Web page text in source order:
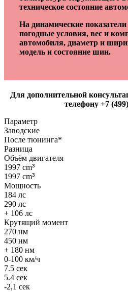
техническое состояние
На динамические
погодные условия, вес и
автомобиля, диаметр и
модель и состояние шин.
Для дополнительной
телефону +7
Параметр
Заводские
После тюнинга*
Разница
Объём двигателя
1997 cm³
1997 cm³
Мощность
184 лс
290 лс
+ 106 лс
Крутящий момент
270 нм
450 нм
+ 180 нм
0-100 км/ч
7.5 сек
5.4 сек
-2,1 сек